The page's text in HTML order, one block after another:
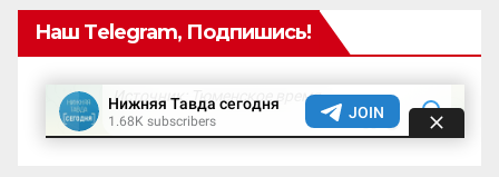
Наш Telegram, Подпишись!